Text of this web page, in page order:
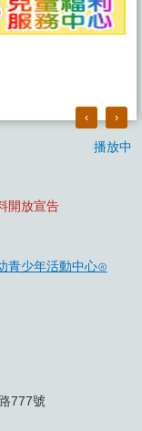
播放中
‹ ›
開放宣告
青少年活動中心⊙
777號